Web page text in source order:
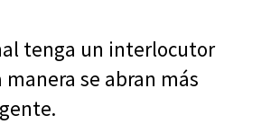
tenga un interlocutor
se abran más